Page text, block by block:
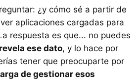
¿y cómo sé a partir de
aplicaciones cargadas para
respuesta es que... no puedes
ese dato, y lo hace por
tener que preocuparte por
de gestionar esos